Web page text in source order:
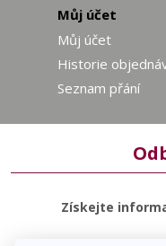
Můj účet
Můj účet
Historie
Seznam přání
Získejte